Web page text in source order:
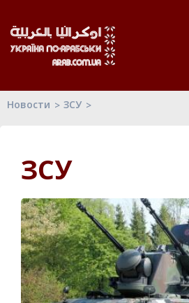
Новости ЗСУ
ЗСУ